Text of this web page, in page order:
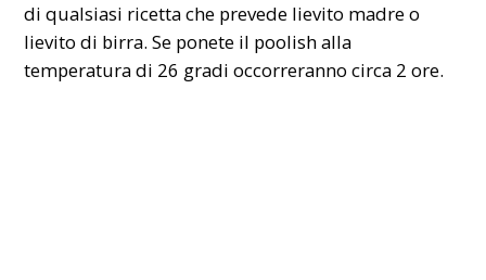
di qualsiasi ricetta che prevede lievito madre o
lievito di birra. Se ponete il poolishalla
temperatura di 26 gradi occorreranno circa 2 ore.